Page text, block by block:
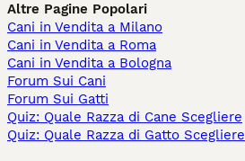
Altre Pagine Popolari
Cani in Vendita a Milano
Cani in Vendita a Roma
Cani in Vendita a Bologna
Forum Sui Cani
Forum Sui Gatti
Quiz: Quale Razza di Cane Scegliere
Quiz: Quale Razza di Gatto Scegliere